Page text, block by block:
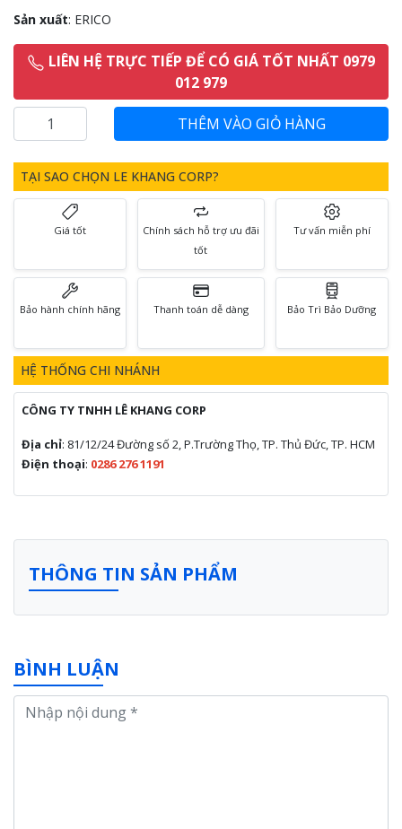
Sản xuất: ERICO
LIÊN HỆ TRỰC TIẾP ĐỂ CÓ GIÁ TỐT NHẤT 0979
012 979
TẠI SAO CHỌN LE KHANG CORP?
Giá tốt
Chính sách hỗ trợ ưu đãi
tốt
Tư vấn miễn phí
Bảo hành chính hãng Thanh toán dễ dàng Bảo Trì Bảo Dưỡng
HỆ THỐNG CHI NHÁNH
CÔNG TY TNHH LÊ KHANG CORP
Địa chỉ: 81/12/24 Đường số 2, P.Trường Thọ, TP. Thủ Đức, TP. HCM
Điện thoại: 0286 276 1191
THÔNG TIN SẢN PHẨM
BÌNH LUẬN